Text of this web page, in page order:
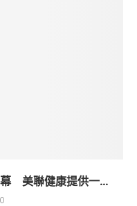
美聯健康提供一...